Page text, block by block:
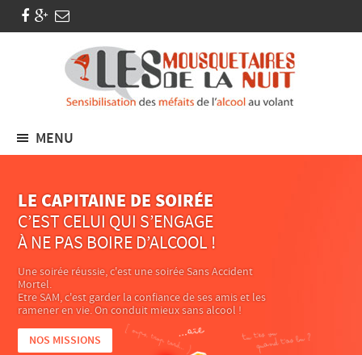
MENU
LE CAPITAINE DE SOIRÉE
C’EST CELUI QUI S’ENGAGE
À NE PAS BOIRE D’ALCOOL !
Une soirée réussie, c'est une soirée Sans Accident
Mortel.
Etre SAM, c'est garder la confiance de ses amis et les
ramener en vie. On conduit mieux sans alcool !
NOS MISSIONS